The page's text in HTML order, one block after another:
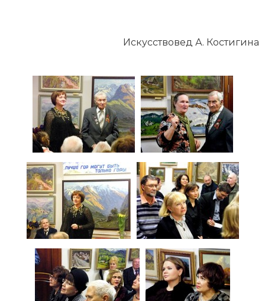
Искусствовед А. Костигина